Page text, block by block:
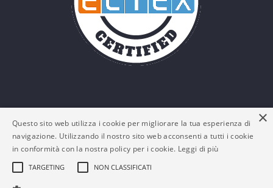
© Eltex Srl - P. IVA: 03161180132 -
×
Questo sito web utilizza i cookie per migliorare la tua esperienza di
navigazione. Utilizzando il nostro sito web acconsenti a tutti i cookie
in conformità con la nostra policy per i cookie. Leggi di più
TARGETING NON CLASSIFICATI